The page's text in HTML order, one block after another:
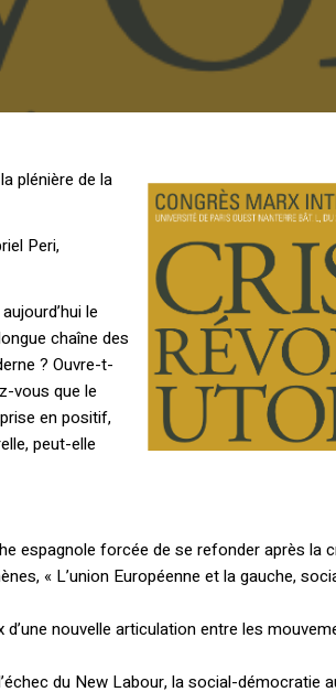
plénière de la
Peri,
le
chaîne des
? Ouvre-t-
vous que le
en positif,
peut-elle
espagnole forcée de se refonder après la
« L’union Européenne et la gauche,
d’une nouvelle articulation entre les
du New Labour, la social-démocratie